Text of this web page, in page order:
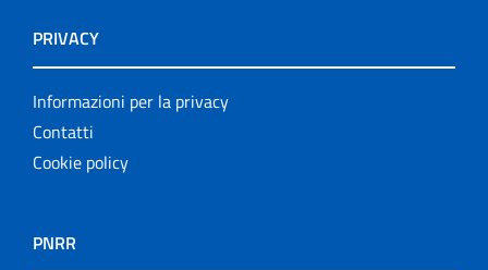
PRIVACY
Informazioni per la privacy
Contatti
Cookie policy
PNRR